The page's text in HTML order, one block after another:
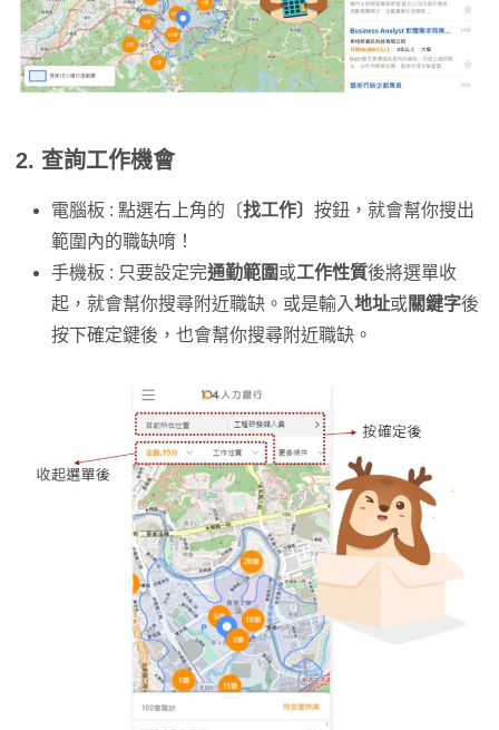
2. 查詢工作機會
電腦板 : 點選右上角的〔找工作〕 按鈕，就會幫你搜出
範圍內的職缺唷！
手機板 : 只要設定完通勤範圍或工作性質後將選單收
起，就會幫你搜尋附近職缺。或是輸入地址或關鍵字後
按下確定鍵後，也會幫你搜尋附近職缺。